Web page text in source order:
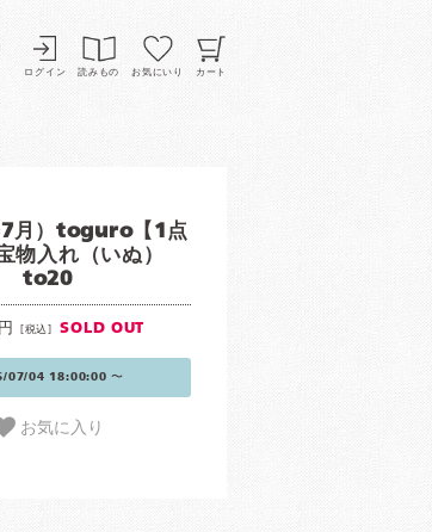
ログイン 読みもの お気にいり カート
7月）toguro【1点
物入れ（いぬ）
to20
[税込] SOLD OUT
07/04 18:00:00 〜
お気に入り